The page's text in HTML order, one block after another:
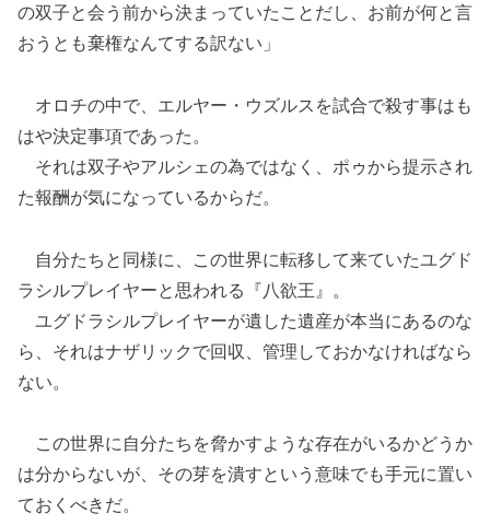
の双子と会う前から決まっていたことだし、お前が何と言
おうとも棄権なんてする訳ない」
オロチの中で、エルヤー・ウズルスを試合で殺す事はも
はや決定事項であった。
それは双子やアルシェの為ではなく、ポゥから提示され
た報酬が気になっているからだ。
自分たちと同様に、この世界に転移して来ていたユグド
ラシルプレイヤーと思われる『八欲王』。
ユグドラシルプレイヤーが遺した遺産が本当にあるのな
ら、それはナザリックで回収、管理しておかなければなら
ない。
この世界に自分たちを脅かすような存在がいるかどうか
は分からないが、その芽を潰すという意味でも手元に置い
ておくべきだ。